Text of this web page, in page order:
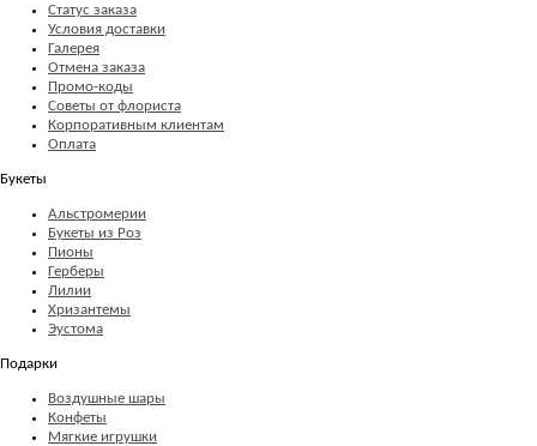
Статус заказа
Условия доставки
Галерея
Отмена заказа
Промо-коды
Советы от флориста
Корпоративным клиентам
Оплата
Букеты
Альстромерии
Букеты из Роз
Пионы
Герберы
Лилии
Хризантемы
Эустома
Подарки
Воздушные шары
Конфеты
Мягкие игрушки